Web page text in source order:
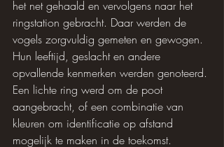
het net gehaald en vervolgens naar het
ringstation gebracht. Daar werden de
vogels zorgvuldig gemeten en gewogen.
Hun leeftijd, geslacht en andere
opvallende kenmerken werden genoteerd.
Een lichte ring werd om de poot
aangebracht, of een combinatie van
kleuren om identificatie op afstand
mogelijk te maken in de toekomst.